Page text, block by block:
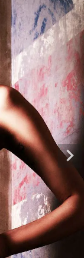
タル
新な
ー必
能。
サー
【B/
「これど
好き女子
レッスン
シルエット
ンなど、幅
ゃれ女子